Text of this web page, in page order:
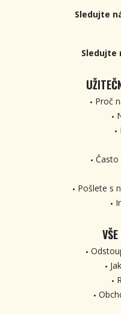
Sledujte
Sledujte
Proč
Pošlete s